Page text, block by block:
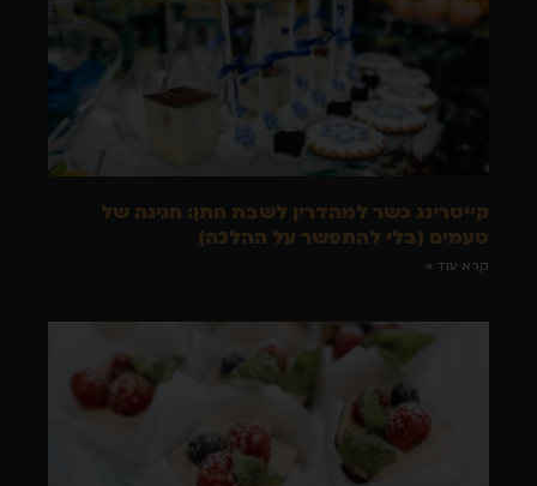
קייטרינג כשר למהדרין לשבת חתן: חגיגה של
טעמים (בלי להתפשר על ההלכה)
קרא עוד »